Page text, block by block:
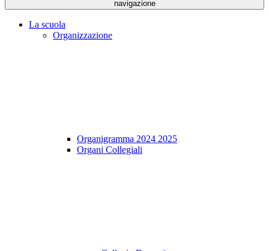
navigazione
La scuola
Organizzazione
Organigramma 2024 2025
Organi Collegiali